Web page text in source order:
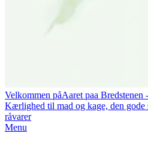
Velkommen påAaret paa Bredstenen
Kærlighed til mad og kage, den gode
råvarer
Primary
Menu